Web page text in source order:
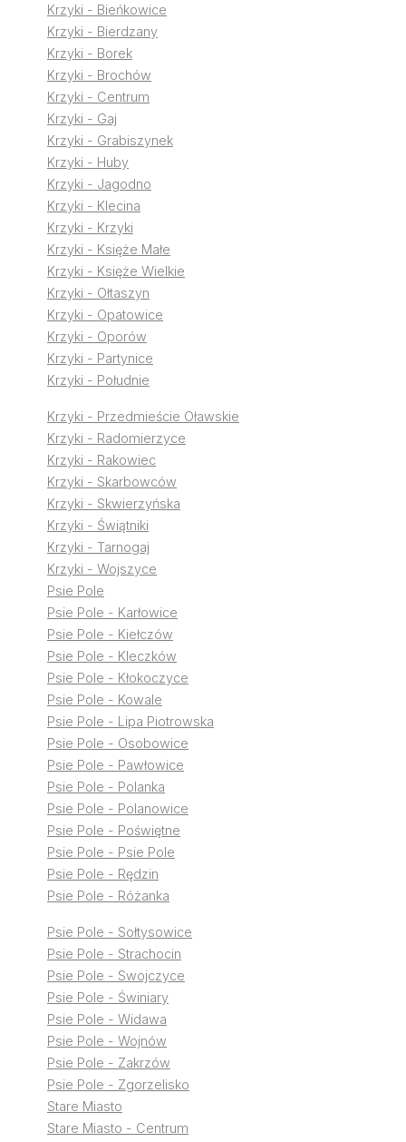
Krzyki - Bieńkowice
Krzyki - Bierdzany
Krzyki - Borek
Krzyki - Brochów
Krzyki - Centrum
Krzyki - Gaj
Krzyki - Grabiszynek
Krzyki - Huby
Krzyki - Jagodno
Krzyki - Klecina
Krzyki - Krzyki
Krzyki - Księże Małe
Krzyki - Księże Wielkie
Krzyki - Ołtaszyn
Krzyki - Opatowice
Krzyki - Oporów
Krzyki - Partynice
Krzyki - Południe
Krzyki - Przedmieście Oławskie
Krzyki - Radomierzyce
Krzyki - Rakowiec
Krzyki - Skarbowców
Krzyki - Skwierzyńska
Krzyki - Świątniki
Krzyki - Tarnogaj
Krzyki - Wojszyce
Psie Pole
Psie Pole - Karłowice
Psie Pole - Kiełczów
Psie Pole - Kleczków
Psie Pole - Kłokoczyce
Psie Pole - Kowale
Psie Pole - Lipa Piotrowska
Psie Pole - Osobowice
Psie Pole - Pawłowice
Psie Pole - Polanka
Psie Pole - Polanowice
Psie Pole - Poświętne
Psie Pole - Psie Pole
Psie Pole - Rędzin
Psie Pole - Różanka
Psie Pole - Sołtysowice
Psie Pole - Strachocin
Psie Pole - Swojczyce
Psie Pole - Świniary
Psie Pole - Widawa
Psie Pole - Wojnów
Psie Pole - Zakrzów
Psie Pole - Zgorzelisko
Stare Miasto
Stare Miasto - Centrum